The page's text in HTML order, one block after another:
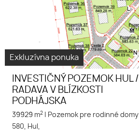
Exkluzívna ponuka
INVESTIČNÝ POZEMOK HUL /
RADAVA V BLÍZKOSTI
PODHÁJSKA
39929 m2 Pozemok pre rodinné domy
580, Hul,